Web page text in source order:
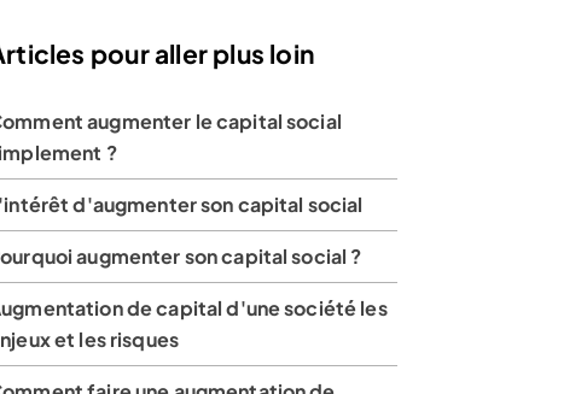
pour aller plus loin
augmenter le capital social
?
d'augmenter son capital social
augmenter son capital social ?
de capital d'une société les
et les risques